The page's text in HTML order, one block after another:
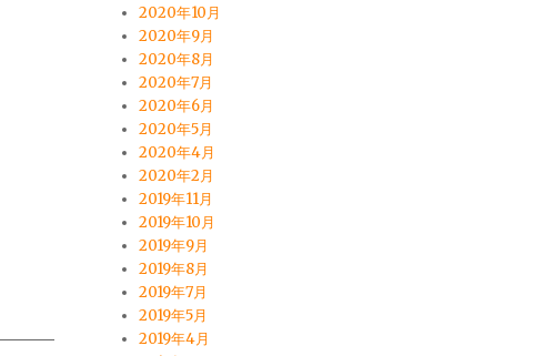
2020年10月
2020年9月
2020年8月
2020年7月
2020年6月
2020年5月
2020年4月
2020年2月
2019年11月
2019年10月
2019年9月
2019年8月
2019年7月
2019年5月
2019年4月